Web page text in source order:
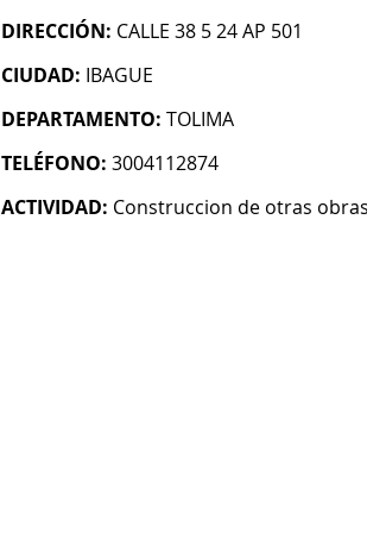
DIRECCIÓN: CALLE 38 5 24 AP 501
CIUDAD: IBAGUE
DEPARTAMENTO: TOLIMA
TELÉFONO: 3004112874
ACTIVIDAD: Construccion de otras